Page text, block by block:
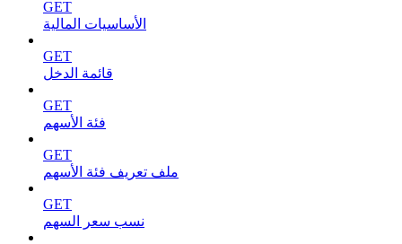
GET
الأساسيات المالية
GET
قائمة الدخل
GET
فئة الأسهم
GET
ملف تعريف فئة الأسهم
GET
نسب سعر السهم